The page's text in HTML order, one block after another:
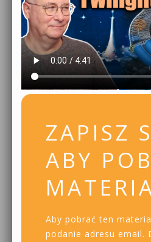
ZAPISZ
ABY
Aby pobrać ten
podanie adresu email.